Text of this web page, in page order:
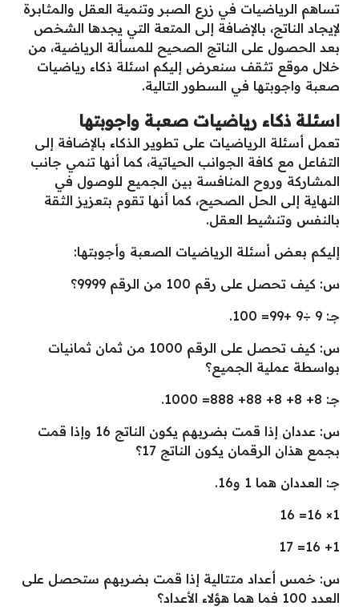
تساهم الرياضيات في زرع الصبر وتنمية العقل والمثابرة
لإيجاد الناتج، بالإضافة إلى المتعة التي يجدها الشخص
بعد الحصول على الناتج الصحيح للمسألة الرياضية، من
خلال موقع تثقف سنعرض إليكم اسئلة ذكاء رياضيات
صعبة واجوبتها في السطور التالية.
اسئلة ذكاء رياضيات صعبة واجوبتها
تعمل أسئلة الرياضيات على تطوير الذكاء بالإضافة إلى
التفاعل مع كافة الجوانب الحياتية، كما أنها تنمي جانب
المشاركة وروح المنافسة بين الجميع للوصول في
النهاية إلى الحل الصحيح، كما أنها تقوم بتعزيز الثقة
بالنفس وتنشيط العقل.
إليكم بعض أسئلة الرياضيات الصعبة وأجوبتها:
س: كيف تحصل على رقم 100 من الرقم 9999؟
جـ: 9 ÷9 +99= 100.
س: كيف تحصل على الرقم 1000 من ثمان ثمانيات
بواسطة عملية الجميع؟
جـ: 8+ 8+ 8+ 88+ 888= 1000.
س: عددان إذا قمت بضربهم يكون الناتج 16 وإذا قمت
بجمع هذان الرقمان يكون الناتج 17؟
جـ: العددان هما 1 و16.
1× 16= 16
1+ 16= 17
س: خمس أعداد متتالية إذا قمت بضربهم ستحصل على
العدد 100 فما هما هؤلاء الأعداد؟